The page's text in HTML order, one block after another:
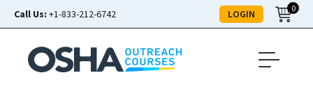
Call Us: +1-833-212-6742 LOGIN 0